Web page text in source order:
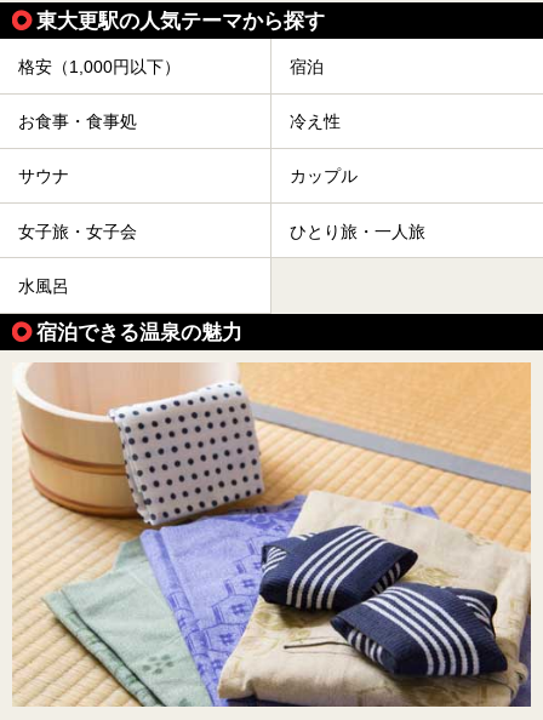
東大更駅の人気テーマから探す
格安（1,000円以下） 宿泊
お食事・食事処 冷え性
サウナ カップル
女子旅・女子会 ひとり旅・一人旅
水風呂
宿泊できる温泉の魅力